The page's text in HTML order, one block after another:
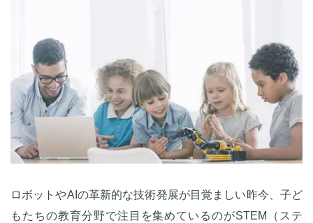
ロボットやAIの革新的な技術発展が目覚ましい昨今、子ど
もたちの教育分野で注目を集めているのがSTEM（ステ